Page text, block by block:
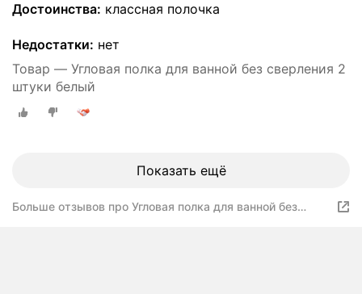
Достоинства: классная полочка
Недостатки: нет
Товар — Угловая полка для ванной без сверления 2
штуки белый
Показать ещё
Больше отзывов про Угловая полка для ванной без